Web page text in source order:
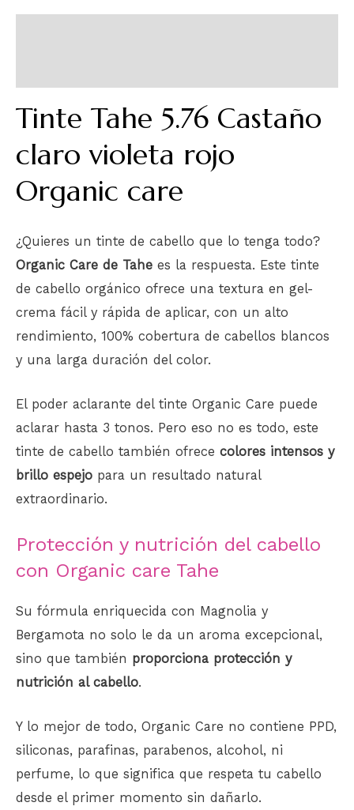
Tinte Tahe 5.76 Castaño
claro violeta rojo
Organic care
¿Quieres un tinte de cabello que lo tenga todo?
Organic Care de Tahe es la respuesta. Este tinte
de cabello orgánico ofrece una textura en gel-
crema fácil y rápida de aplicar, con un alto
rendimiento, 100% cobertura de cabellos blancos
y una larga duración del color.
El poder aclarante del tinte Organic Care puede
aclarar hasta 3 tonos. Pero eso no es todo, este
tinte de cabello también ofrece colores intensos y
brillo espejo para un resultado natural
extraordinario.
Protección y nutrición del cabello
con Organic care Tahe
Su fórmula enriquecida con Magnolia y
Bergamota no solo le da un aroma excepcional,
sino que también proporciona protección y
nutrición al cabello.
Y lo mejor de todo, Organic Care no contiene PPD,
siliconas, parafinas, parabenos, alcohol, ni
perfume, lo que significa que respeta tu cabello
desde el primer momento sin dañarlo.